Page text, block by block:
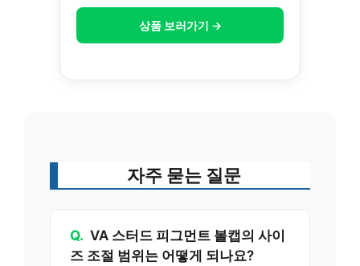
상품 보러가기 →
자주 묻는 질문
Q. VA 스터드 피그먼트 볼캡의 사이
즈 조절 범위는 어떻게 되나요?